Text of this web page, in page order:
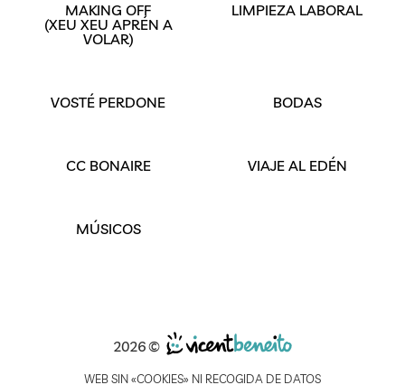
MAKING OFF
(XEU XEU APRÉN A
VOLAR)
LIMPIEZA LABORAL
VOSTÉ PERDONE BODAS
CC BONAIRE VIAJE AL EDÉN
MÚSICOS
2026 ©
WEB SIN «COOKIES» NI RECOGIDA DE DATOS